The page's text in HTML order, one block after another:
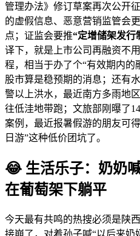
管理办法》修订草案再次公开
的虚假信息、恶意营销监管会
点；证监会要推“定增储架发行
译下，就是上市公司再融资不
程，相当于办了个“有效期内的
股市算是稳预期的消息；还有
警以上洪水，最近南方多雨地
往低洼地带跑；文旅部刚曝了
案例，最近报暑假游的朋友可
日游”这种低价团坑了。
😂 生活乐子：奶奶
在葡萄架下躺平
今天最有共鸣的热搜必须是陕